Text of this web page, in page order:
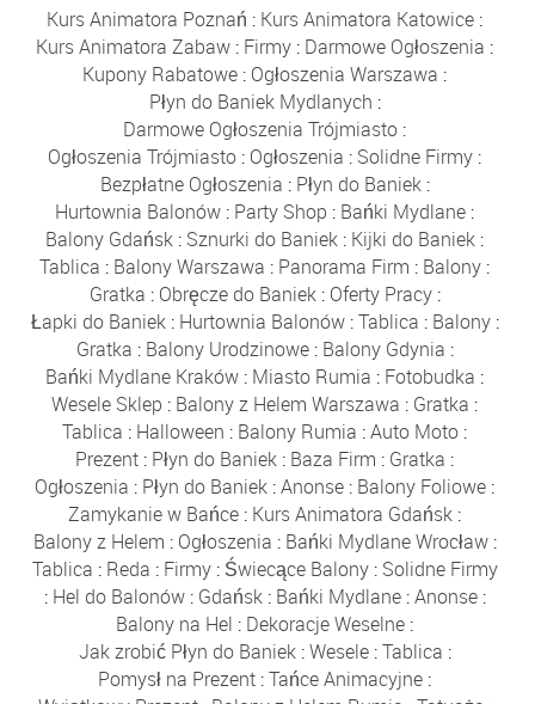
Kurs Animatora Poznań : Kurs Animatora Katowice :
Kurs Animatora Zabaw : Firmy : Darmowe Ogłoszenia :
Kupony Rabatowe : Ogłoszenia Warszawa :
Płyn do Baniek Mydlanych :
Darmowe Ogłoszenia Trójmiasto :
Ogłoszenia Trójmiasto : Ogłoszenia : Solidne Firmy :
Bezpłatne Ogłoszenia : Płyn do Baniek:
Hurtownia Balonów : Party Shop : Bańki Mydlane :
Balony Gdańsk : Sznurki do Baniek : Kijki do Baniek :
Tablica : Balony Warszawa : Panorama Firm : Balony :
Gratka : Obręcze do Baniek: Oferty Pracy:
Łapki do Baniek: Hurtownia Balonów:Tablica : Balony:
Gratka : Balony Urodzinowe: Balony Gdynia :
Bańki Mydlane Kraków : Miasto Rumia : Fotobudka :
Wesele Sklep : Balony z Helem Warszawa : Gratka :
Tablica : Halloween : Balony Rumia :Auto Moto :
Prezent : Płyn do Baniek : Baza Firm : Gratka :
Ogłoszenia : Płyn do Baniek :Anonse : Balony Foliowe :
Zamykanie w Bańce : Kurs Animatora Gdańsk :
Balony z Helem : Ogłoszenia : Bańki Mydlane Wrocław:
Tablica : Reda : Firmy: Świecące Balony: Solidne Firmy
: Hel do Balonów: Gdańsk: Bańki Mydlane:Anonse:
Balony na Hel : Dekoracje Weselne :
Jak zrobić Płyn do Baniek:Wesele:Tablica :
Pomysł na Prezent :Tańce Animacyjne :